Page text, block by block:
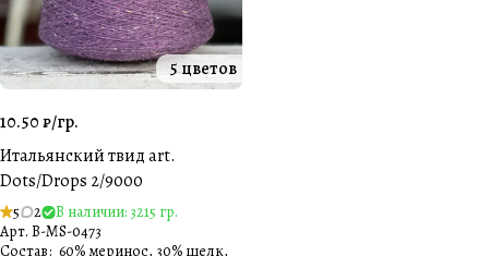
5 цветов
10.50 ₽/гр.
Итальянский твид art.
Dots/Drops 2/9000
5 2
В наличии: 3215 гр.
Арт. B-MS-0473
Состав: 60% меринос, 30% шелк,